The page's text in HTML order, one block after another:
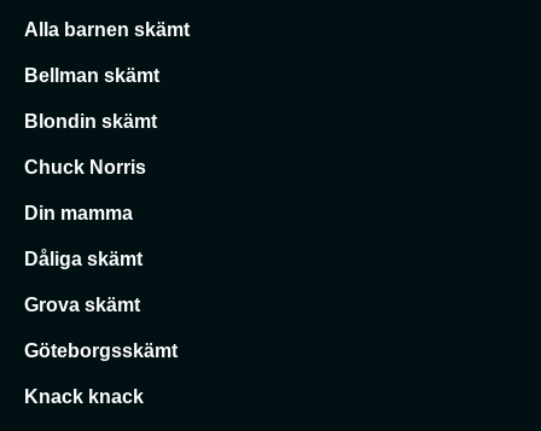
Alla barnen skämt
Bellman skämt
Blondin skämt
Chuck Norris
Din mamma
Dåliga skämt
Grova skämt
Göteborgsskämt
Knack knack